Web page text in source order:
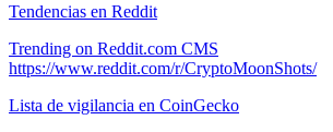
Tendencias en Reddit
Trending on Reddit.com CMS
https://www.reddit.com/r/CryptoMoonShots/
Lista de vigilancia en CoinGecko